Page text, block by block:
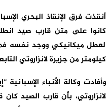
كانوا على متن قارب صيد
كيلومتر من جزيرة لانزاروتي
وأفادت وكالة الأنباء
لانزاروتي، بأن قارب الصيد